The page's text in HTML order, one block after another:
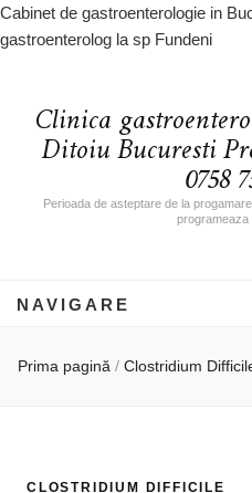
Cabinet de gastroenterologie in
gastroenterolog la sp Fundeni
Clinica
Ditoiu Bucuresti
0758
Perioada de asteptare de la
programeaza
NAVIGARE
Prima pagină / Clostridium
CLOSTRIDIUM DIFFICILE